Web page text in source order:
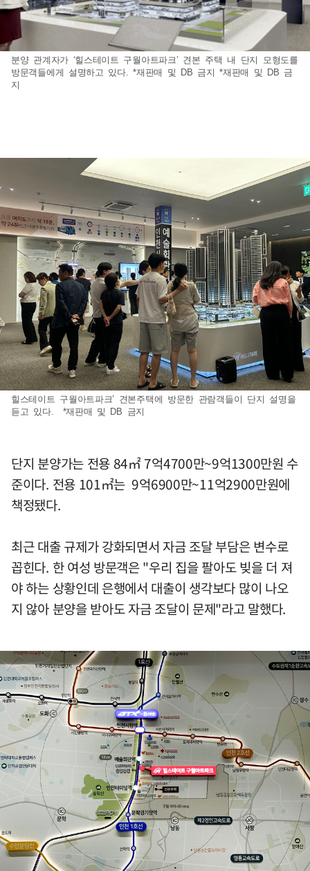
분양 관계자가 ‘힐스테이트 구월아트파크’ 견본 주택 내 단지 모형도를
방문객들에게 설명하고 있다. *재판매 및 DB 금지 *재판매 및 DB 금
지
힐스테이트 구월아트파크’ 견본주택에 방문한 관람객들이 단지 설명을
듣고 있다. *재판매 및 DB 금지
단지 분양가는 전용 84㎡ 7억4700만~9억1300만원 수
준이다. 전용 101㎡는 9억6900만~11억2900만원에
책정됐다.
최근 대출 규제가 강화되면서 자금 조달 부담은 변수로
꼽힌다. 한 여성 방문객은 "우리 집을 팔아도 빚을 더 져
야 하는 상황인데 은행에서 대출이 생각보다 많이 나오
지 않아 분양을 받아도 자금 조달이 문제"라고 말했다.